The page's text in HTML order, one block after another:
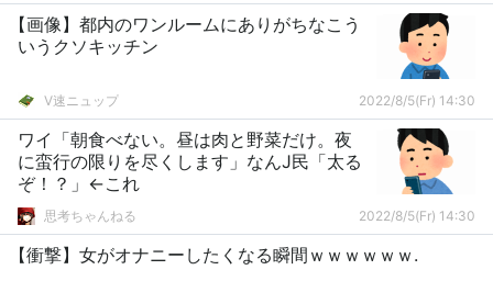
【画像】都内のワンルームにありがちなこう
いうクソキッチン
V速ニュップ 2022/8/5(Fr) 14:30
ワイ「朝食べない。昼は肉と野菜だけ。夜
に蛮行の限りを尽くします」なんJ民「太る
ぞ！？」←これ
思考ちゃんねる 2022/8/5(Fr) 14:30
【衝撃】女がオナニーしたくなる瞬間ｗｗｗｗｗｗ.